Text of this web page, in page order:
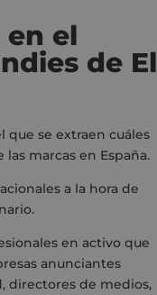
en el
de El
que se extraen cuáles
marcas en España.
a la hora de
en activo que
anunciantes
directores de medios,